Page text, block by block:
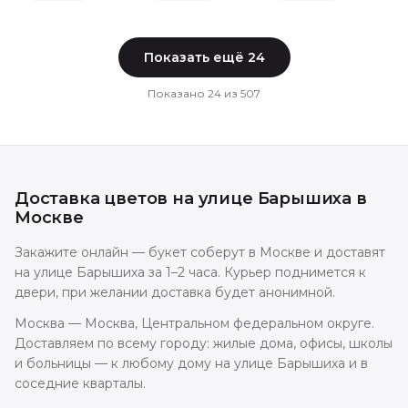
Показать ещё 24
Показано 24 из 507
Доставка цветов на улице Барышиха в
Москве
Закажите онлайн — букет соберут в Москве и доставят
на улице Барышиха за 1–2 часа. Курьер поднимется к
двери, при желании доставка будет анонимной.
Москва — Москва, Центральном федеральном округе.
Доставляем по всему городу: жилые дома, офисы, школы
и больницы — к любому дому на улице Барышиха и в
соседние кварталы.